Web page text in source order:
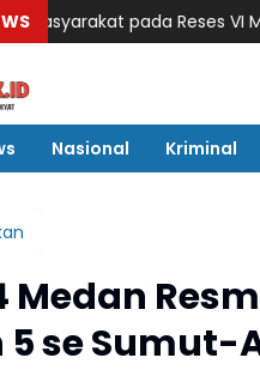
pada Reses VI Masa
Nasional Kriminal
Medan
5 se Sumut-